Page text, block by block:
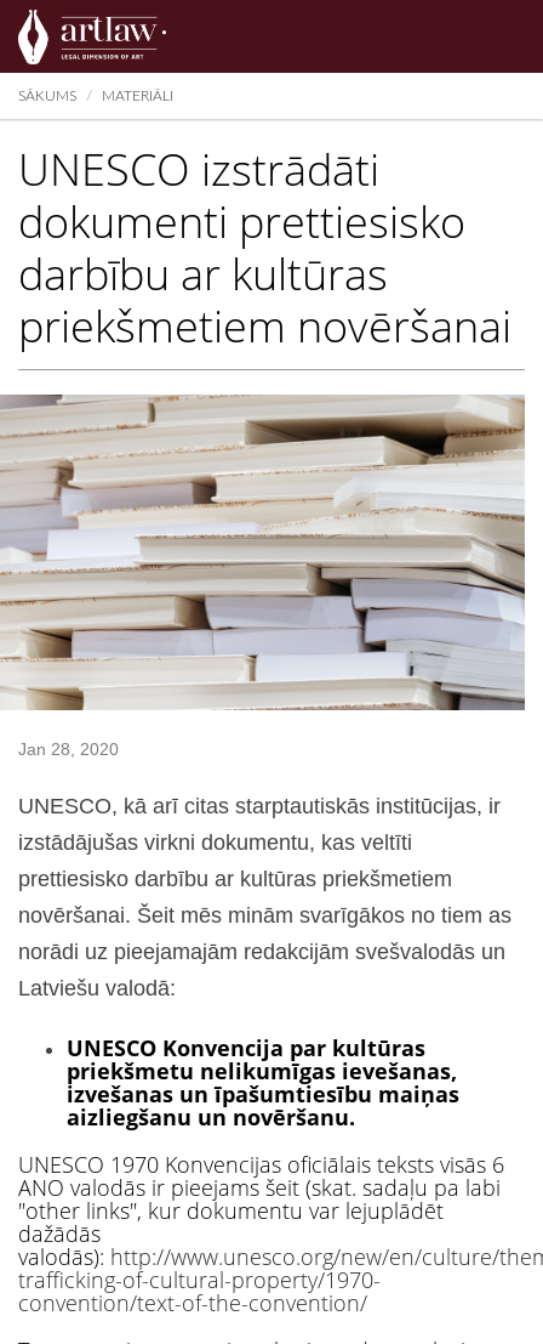
Summarize
SĀKUMS MATERIĀLI
UNESCO izstrādāti
dokumenti prettiesisko
darbību ar kultūras
priekšmetiem novēršanai
Jan 28, 2020
UNESCO, kā arī citas starptautiskās institūcijas, ir
izstādājušas virkni dokumentu, kas veltīti
prettiesisko darbību ar kultūras priekšmetiem
novēršanai. Šeit mēs minām svarīgākos no tiem as
norādi uz pieejamajām redakcijām svešvalodās un
Latviešu valodā:
UNESCO Konvencija par kultūras
priekšmetu nelikumīgas ievešanas,
izvešanas un īpašumtiesību maiņas
aizliegšanu un novēršanu.
UNESCO 1970 Konvencijas oficiālais teksts visās 6
ANO valodās ir pieejams šeit (skat. sadaļu pa labi
"other links", kur dokumentu var lejuplādēt
dažādās
valodās): http://www.unesco.org/new/en/culture/
trafficking-of-cultural-property/1970-
convention/text-of-the-convention/